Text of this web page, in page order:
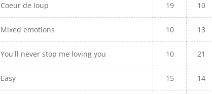
Coeur de loup 19 10
Mixed emotions 10 13
You'll never stop me loving you 10 21
Easy 15 14